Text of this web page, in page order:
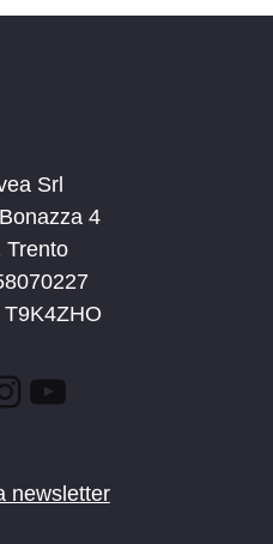
Srl
4
Trento
YouTube
newsletter